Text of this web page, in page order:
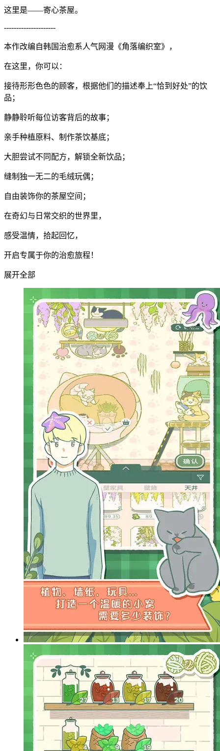
这里是——寄心茶屋。
---------------------
本作改编自韩国治愈系人气网漫《角落编织室》，
在这里，你可以：
接待形形色色的顾客，根据他们的描述奉上“恰到好处”的饮
品；
静静聆听每位访客背后的故事；
亲手种植原料、制作茶饮基底；
大胆尝试不同配方，解锁全新饮品；
缝制独一无二的毛绒玩偶；
自由装饰你的茶屋空间；
在奇幻与日常交织的世界里，
感受温情，拾起回忆，
开启专属于你的治愈旅程！
展开全部